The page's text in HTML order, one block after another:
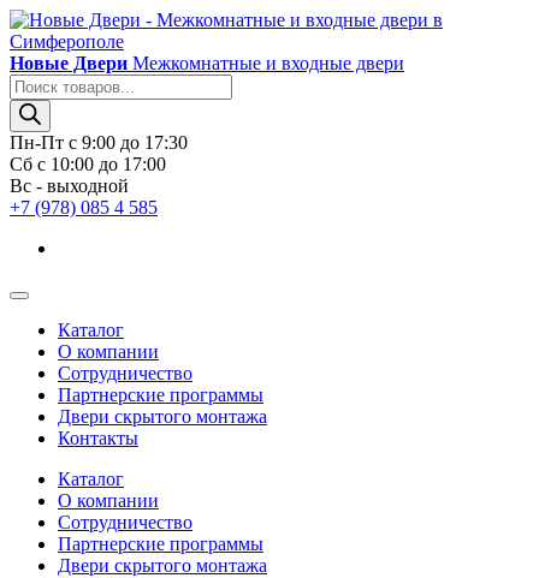
Новые Двери Межкомнатные и входные двери
Поиск
товаров
Пн-Пт с 9:00 до 17:30
Сб с 10:00 до 17:00
Вс - выходной
+7 (978) 085 4 585
Каталог
О компании
Сотрудничество
Партнерские программы
Двери скрытого монтажа
Контакты
Каталог
О компании
Сотрудничество
Партнерские программы
Двери скрытого монтажа